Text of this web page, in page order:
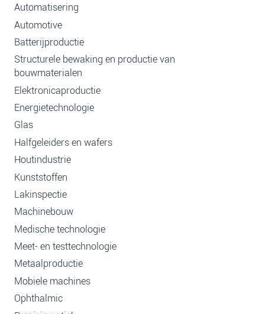
Automatisering
Automotive
Batterijproductie
Structurele bewaking en productie van
bouwmaterialen
Elektronicaproductie
Energietechnologie
Glas
Halfgeleiders en wafers
Houtindustrie
Kunststoffen
Lakinspectie
Machinebouw
Medische technologie
Meet- en testtechnologie
Metaalproductie
Mobiele machines
Ophthalmic